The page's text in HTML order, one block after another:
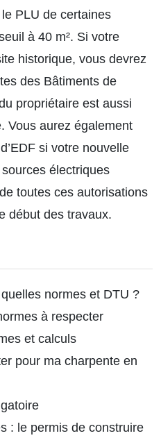
PLU de certaines
à 40 m². Si votre
historique, vous devrez
des Bâtiments de
propriétaire est aussi
Vous aurez également
si votre nouvelle
électriques
toutes ces autorisations
début des travaux.
normes et DTU ?
à respecter
et calculs
pour ma charpente en
: le permis de construire